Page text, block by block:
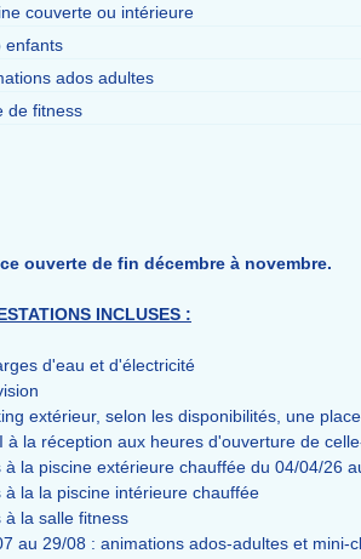
couverte ou intérieure
enfants
ados adultes
de fitness
ouverte de fin décembre à novembre.
INCLUSES :
d'eau et d'électricité
extérieur, selon les disponibilités, une
à la réception aux heures d'ouverture de
à la piscine extérieure chauffée du 04/04/26
à la la piscine intérieure chauffée
à la salle fitness
au 29/08 : animations ados-adultes et